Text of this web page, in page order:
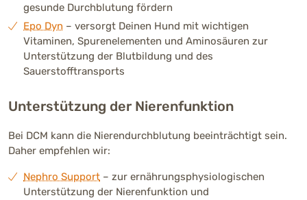
gesunde Durchblutung fördern
Epo Dyn – versorgt Deinen Hund mit wichtigen
Vitaminen, Spurenelementen und Aminosäuren zur
Unterstützung der Blutbildung und des
Sauerstofftransports
Unterstützung der Nierenfunktion
Bei DCM kann die Nierendurchblutung beeinträchtigt sein.
Daher empfehlen wir:
Nephro Support – zur ernährungsphysiologischen
Unterstützung der Nierenfunktion und